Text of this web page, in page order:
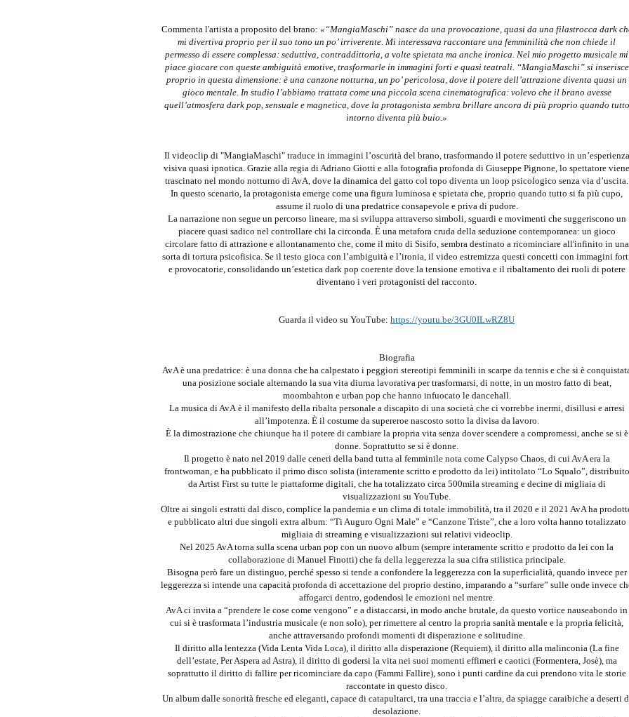
Commenta l'artista a proposito del brano: «“MangiaMaschi” nasce da una provocazione, quasi da una filastrocca dark
mi divertiva proprio per il suo tono un po’ irriverente. Mi interessava raccontare una femminilità che non chiede il
permesso di essere complessa: seduttiva, contraddittoria, a volte spietata ma anche ironica. Nel mio progetto musicale mi
piace giocare con queste ambiguità emotive, trasformarle in immagini forti e quasi teatrali. “MangiaMaschi” si inserisce
proprio in questa dimensione: è una canzone notturna, un po’ pericolosa, dove il potere dell’attrazione diventa quasi un
gioco mentale. In studio l’abbiamo trattata come una piccola scena cinematografica: volevo che il brano avesse
quell’atmosfera dark pop, sensuale e magnetica, dove la protagonista sembra brillare ancora di più proprio quando tutto
intorno diventa più buio.»
Il videoclip di "MangiaMaschi" traduce in immagini l’oscurità del brano, trasformando il potere seduttivo in un’esperienza
visiva quasi ipnotica. Grazie alla regia di Adriano Giotti e alla fotografia profonda di Giuseppe Pignone, lo spettatore viene
trascinato nel mondo notturno di AvA, dove la dinamica del gatto col topo diventa un loop psicologico senza via d’uscita.
In questo scenario, la protagonista emerge come una figura luminosa e spietata che, proprio quando tutto si fa più cupo,
assume il ruolo di una predatrice consapevole e priva di pudore.
La narrazione non segue un percorso lineare, ma si sviluppa attraverso simboli, sguardi e movimenti che suggeriscono un
piacere quasi sadico nel controllare chi la circonda. È una metafora cruda della seduzione contemporanea: un gioco
circolare fatto di attrazione e allontanamento che, come il mito di Sisifo, sembra destinato a ricominciare all'infinito in una
sorta di tortura psicofisica. Se il testo gioca con l’ambiguità e l’ironia, il video estremizza questi concetti con immagini
e provocatorie, consolidando un’estetica dark pop coerente dove la tensione emotiva e il ribaltamento dei ruoli di potere
diventano i veri protagonisti del racconto.
Guarda il video su YouTube: https://youtu.be/3GU0ILwRZ8U
Biografia
AvA è una predatrice: è una donna che ha calpestato i peggiori stereotipi femminili in scarpe da tennis e che si è
una posizione sociale alternando la sua vita diurna lavorativa per trasformarsi, di notte, in un mostro fatto di beat,
moombahton e urban pop che hanno infuocato le dancehall.
La musica di AvA è il manifesto della ribalta personale a discapito di una società che ci vorrebbe inermi, disillusi e arresi
all’impotenza. È il costume da supereroe nascosto sotto la divisa da lavoro.
È la dimostrazione che chiunque ha il potere di cambiare la propria vita senza dover scendere a compromessi, anche se si è
donne. Soprattutto se si è donne.
Il progetto è nato nel 2019 dalle ceneri della band tutta al femminile nota come Calypso Chaos, di cui AvA era la
frontwoman, e ha pubblicato il primo disco solista (interamente scritto e prodotto da lei) intitolato “Lo Squalo”, distribuito
da Artist First su tutte le piattaforme digitali, che ha totalizzato circa 500mila streaming e decine di migliaia di
visualizzazioni su YouTube.
Oltre ai singoli estratti dal disco, complice la pandemia e un clima di totale immobilità, tra il 2020 e il 2021 AvA ha
e pubblicato altri due singoli extra album: “Ti Auguro Ogni Male” e “Canzone Triste”, che a loro volta hanno totalizzato
migliaia di streaming e visualizzazioni sui relativi videoclip.
Nel 2025 AvA torna sulla scena urban pop con un nuovo album (sempre interamente scritto e prodotto da lei con la
collaborazione di Manuel Finotti) che fa della leggerezza la sua cifra stilistica principale.
Bisogna però fare un distinguo, perché spesso si tende a confondere la leggerezza con la superficialità, quando invece per
leggerezza si intende una capacità profonda di accettazione del proprio destino, imparando a “surfare” sulle onde invece
affogarci dentro, godendosi le emozioni nel mentre.
AvA ci invita a “prendere le cose come vengono” e a distaccarsi, in modo anche brutale, da questo vortice nauseabondo in
cui si è trasformata l’industria musicale (e non solo), per rimettere al centro la propria sanità mentale e la propria felicità,
anche attraversando profondi momenti di disperazione e solitudine.
Il diritto alla lentezza (Vida Lenta Vida Loca), il diritto alla disperazione (Requiem), il diritto alla malinconia (La fine
dell’estate, Per Aspera ad Astra), il diritto di godersi la vita nei suoi momenti effimeri e caotici (Formentera, Josè), ma
soprattutto il diritto di fallire per ricominciare da capo (Fammi Fallire), sono i punti cardine da cui prendono vita le storie
raccontate in questo disco.
Un album dalle sonorità fresche ed eleganti, capace di catapultarci, tra una traccia e l’altra, da spiagge caraibiche a deserti
desolazione.